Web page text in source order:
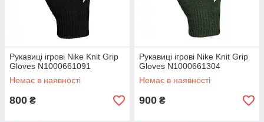
Рукавиці ігрові Nike Knit Grip
Gloves N1000661091
Немає в наявності
800 ₴
Рукавиці ігрові Nike Knit Grip
Gloves N1000661304
Немає в наявності
900 ₴